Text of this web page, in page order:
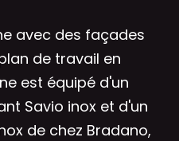
avec des façades
de travail en
est équipé d'un
Savio inox et d'un
de chez Bradano,